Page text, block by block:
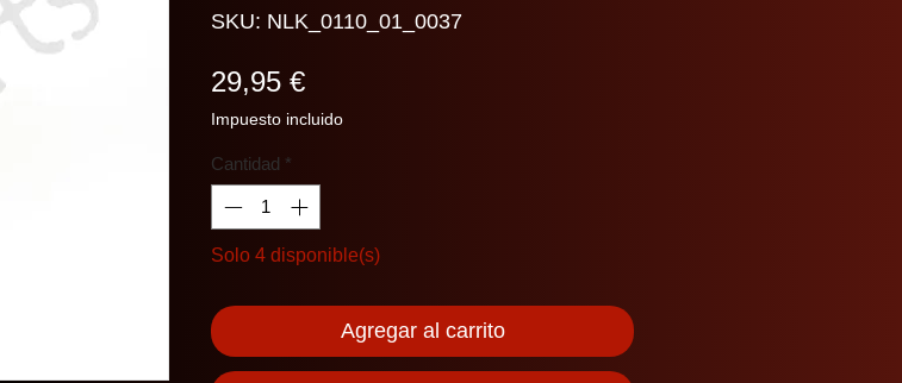
SKU: NLK_0110_01_0037
29,95 €Precio
Impuesto incluido
Cantidad *
Solo 4 disponible(s)
Agregar al carrito